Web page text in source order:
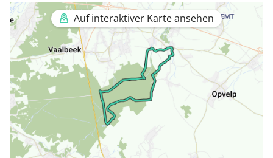
Auf interaktiver Karte ansehen